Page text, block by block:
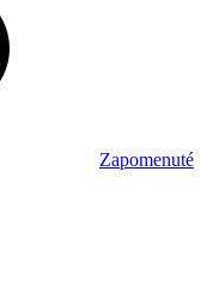
Zapomenuté